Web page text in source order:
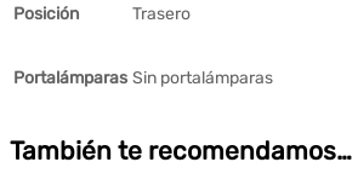
Posición Trasero
Portalámparas Sin portalámparas
También te recomendamos…